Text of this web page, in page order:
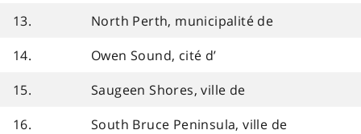
13.
North Perth, municipalité de
14.
Owen Sound, cité d’
15.
Saugeen Shores, ville de
16.
South Bruce Peninsula, ville de